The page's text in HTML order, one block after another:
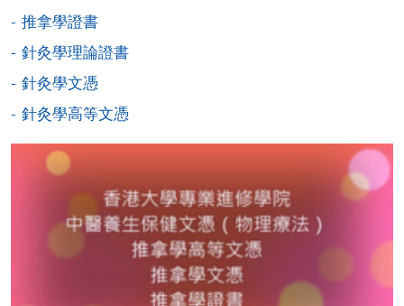
機)、VISA 或 Mastercard。除上述支付方式之外，如就
讀學歷頒授課程設有網上服務，在學學員亦可以「微
Alipay) 或 「轉數快」(FPS) 繳付學費。
報讀新課程
填寫網上報名表格
申請人可按該課程網頁的右上角的
圖示進入網上服務網頁，然
後按照指示填妥網上報名表格。
推拿學證書
針灸學理論證書
針灸學文憑
針灸學高等文憑